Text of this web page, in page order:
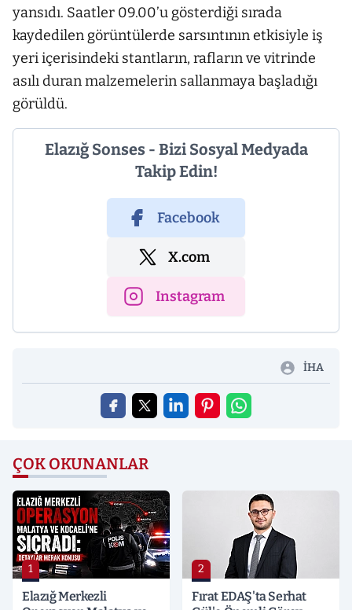
yansıdı. Saatler 09.00’u gösterdiği sırada
kaydedilen görüntülerde sarsıntının etkisiyle iş
yeri içerisindeki stantların, rafların ve vitrinde
asılı duran malzemelerin sallanmaya başladığı
görüldü.
Elazığ Sonses - Bizi Sosyal Medyada
Takip Edin!
Facebook
X.com
Instagram
İHA
ÇOK OKUNANLAR
1
Elazığ Merkezli
2
Fırat EDAŞ'ta Serhat